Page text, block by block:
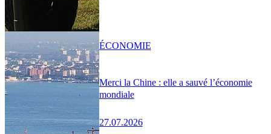
Merci la Chine : elle a sauvé l’économie
mondiale
27.07.2026
ÉCONOMIE